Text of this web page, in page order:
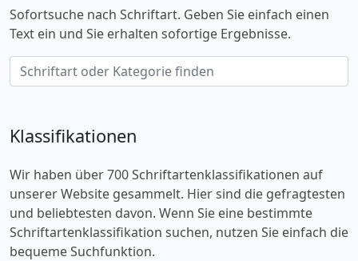
Sofortsuche nach Schriftart. Geben Sie einfach einen
Text ein und Sie erhalten sofortige Ergebnisse.
Klassifikationen
Wir haben über 700 Schriftartenklassifikationen auf
unserer Website gesammelt. Hier sind die gefragtesten
und beliebtesten davon. Wenn Sie eine bestimmte
Schriftartenklassifikation suchen, nutzen Sie einfach die
bequeme Suchfunktion.